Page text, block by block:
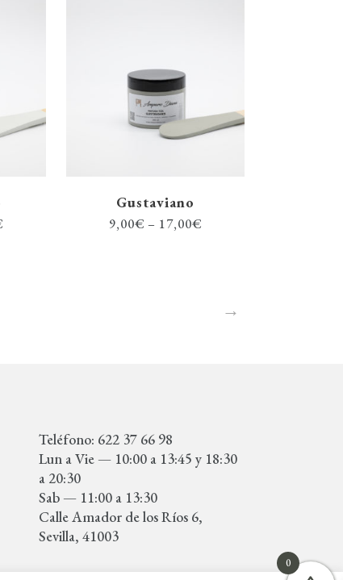
Gustaviano
9,00€ – 17,00€
→
Teléfono: 622 37 66 98
Lun a Vie — 10:00 a 13:45 y 18:30
a 20:30
Sab — 11:00 a 13:30
Calle Amador de los Ríos 6,
Sevilla, 41003
0